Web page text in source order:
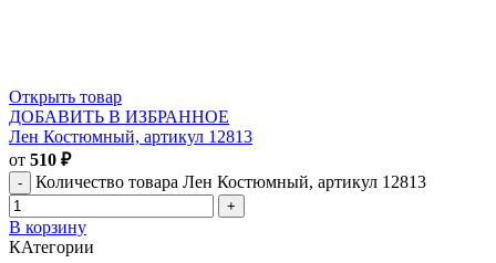
Открыть товар
ДОБАВИТЬ В ИЗБРАННОЕ
Лен Костюмный, артикул 12813
от 510 ₽
Количество товара Лен Костюмный, артикул 12813
В корзину
КАтегории